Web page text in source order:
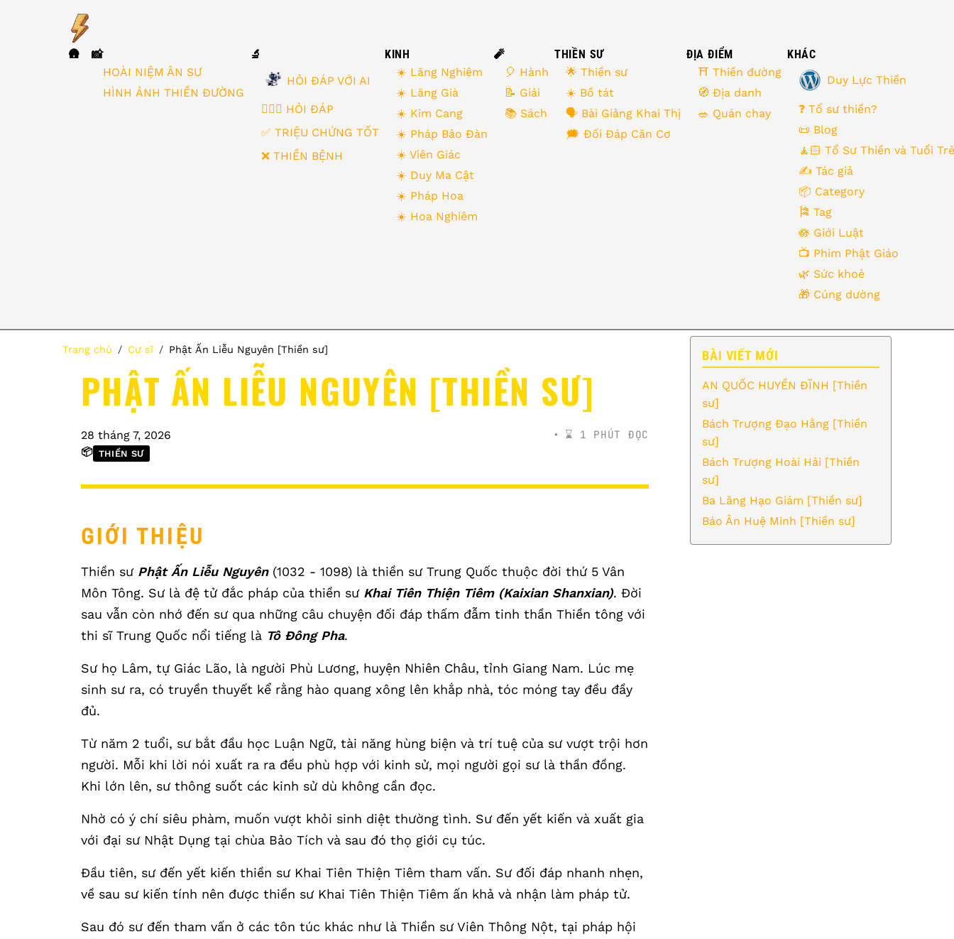
🛖
📸
HOÀI NIỆM ÂN SƯ
HÌNH ẢNH THIỀN ĐƯỜNG
🔬
HỎI ĐÁP VỚI AI
🙋🏻‍♂️ HỎI ĐÁP
✅ TRIỆU CHỨNG TỐT
❌ THIỀN BỆNH
KINH
☀️ Lăng Nghiêm
☀️ Lăng Già
☀️ Kim Cang
☀️ Pháp Bảo Đàn
☀️ Viên Giác
☀️ Duy Ma Cật
☀️ Pháp Hoa
☀️ Hoa Nghiêm
🧨
🎈 Hành
📝 Giải
📚 Sách
THIỀN SƯ
🌟 Thiền sư
☀️ Bồ tát
🗣 Bài Giảng Khai Thị
🗯 Đối Đáp Căn Cơ
ĐỊA ĐIỂM
⛩ Thiền đường
🧭 Địa danh
🥗 Quán chay
KHÁC
Duy Lực Thiền
❓ Tổ sư thiền?
📜 Blog
🧘🏻 Tổ Sư Thiền và Tuổi Trẻ
✍️ Tác giả
📦 Category
🎏 Tag
🪷 Giới Luật
📺 Phim Phật Giáo
🌿️ Sức khoẻ
🎁️ Cúng dường
Trang chủ Cư sĩ Phật Ấn Liễu Nguyên [Thiền sư]
PHẬT ẤN LIỄU NGUYÊN [THIỀN SƯ]
28 tháng 7, 2026 ⌛️ 1 PHÚT ĐỌC
📦 THIỀN SƯ
GIỚI THIỆU
Thiền sư Phật Ấn Liễu Nguyên(1032 - 1098) là thiền sư Trung Quốc thuộc đời thứ 5 Vân
Môn Tông. Sư là đệ tử đắc pháp của thiền sư Khai Tiên Thiện Tiêm (Kaixian Shanxian). Đời
sau vẫn còn nhớ đến sư qua những câu chuyện đối đáp thấm đẫm tinh thần Thiền tông với
thi sĩ Trung Quốc nổi tiếng là Tô Đông Pha.
Sư họ Lâm, tự Giác Lão, là người Phù Lương, huyện Nhiên Châu, tỉnh Giang Nam. Lúc mẹ
sinh sư ra, có truyền thuyết kể rằng hào quang xông lên khắp nhà, tóc móng tay đều đầy
đủ.
Từ năm 2 tuổi, sư bắt đầu học Luận Ngữ, tài năng hùng biện và trí tuệ của sư vượt trội hơn
người. Mỗi khi lời nói xuất ra ra đều phù hợp với kinh sử, mọi người gọi sư là thần đồng.
Khi lớn lên, sư thông suốt các kinh sử dù không cần đọc.
Nhờ có ý chí siêu phàm, muốn vượt khỏi sinh diệt thường tình. Sư đến yết kiến và xuất gia
với đại sư Nhật Dụng tại chùa Bảo Tích và sau đó thọ giới cụ túc.
Đầu tiên, sư đến yết kiến thiền sư Khai Tiên Thiện Tiêm tham vấn. Sư đối đáp nhanh nhẹn,
về sau sư kiến tính nên được thiền sư Khai Tiên Thiện Tiêm ấn khả và nhận làm pháp tử.
Sau đó sư đến tham vấn ở các tôn túc khác như là Thiền sư Viên Thông Nột, tại pháp hội
BÀI VIẾT MỚI
AN QUỐC HUYỀN ĐĨNH [Thiền
sư]
Bách Trượng Đạo Hằng [Thiền
sư]
Bách Trượng Hoài Hải [Thiền
sư]
Ba Lăng Hạo Giám [Thiền sư]
Báo Ân Huệ Minh [Thiền sư]